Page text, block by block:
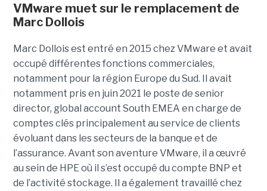
VMware muet sur le remplacement de
Marc Dollois
Marc Dollois est entré en 2015 chez VMware et avait
occupé différentes fonctions commerciales,
notamment pour la région Europe du Sud. Il avait
notamment pris en juin 2021 le poste de senior
director, global account South EMEA en charge de
comptes clés principalement au service de clients
évoluant dans les secteurs de la banque et de
l’assurance. Avant son aventure VMware, il a œuvré
au sein de HPE où il s’est occupé du compte BNP et
de l’activité stockage. Il a également travaillé chez